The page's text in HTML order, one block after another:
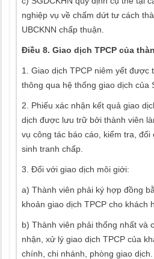
nghiệp vụ về chấm dứt tư cách
UBCKNN chấp thuận.
Điều 8. Giao dịch TPCP của
1. Giao dịch TPCP niêm yết được
thông qua hệ thống giao dịch của
2. Phiếu xác nhận kết quả giao
dịch được lưu trữ bởi thành viên
vụ công tác báo cáo, kiểm tra, đối
sinh tranh chấp.
3. Đối với giao dịch môi giới:
a) Thành viên phải ký hợp đồng
khoản giao dịch TPCP cho khách
b) Thành viên phải thống nhất và
nhận, xử lý giao dịch TPCP của
chính, chi nhánh, phòng giao